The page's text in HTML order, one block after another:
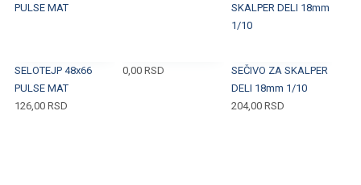
SELOTEJP 48x66
PULSE MAT
126,00 RSD
0,00RSD
SEČIVO ZA SKALPER
DELI 18mm 1/10
204,00 RSD